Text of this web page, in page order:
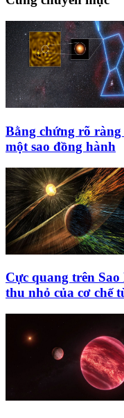
Bằng chứng rõ ràng
một sao đồng hành
Cực quang trên
thu nhỏ của cơ chế